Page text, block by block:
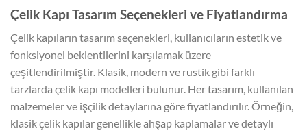
Çelik Kapı Tasarım Seçenekleri ve Fiyatlandırma
Çelik kapıların tasarım seçenekleri, kullanıcıların estetik ve
fonksiyonel beklentilerini karşılamak üzere
çeşitlendirilmiştir. Klasik, modern ve rustik gibi farklı
tarzlarda çelik kapı modelleri bulunur. Her tasarım, kullanılan
malzemeler ve işçilik detaylarına göre fiyatlandırılır. Örneğin,
klasik çelik kapılar genellikle ahşap kaplamalar ve detaylı